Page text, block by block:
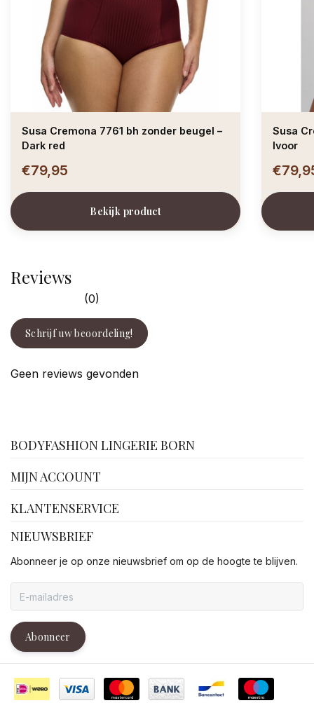
Susa Cremona 7761 bh zonder beugel –
Dark red
€79,95
Bekijk product
Susa
Ivoor
Reviews
(0)
Schrijf uw beoordeling!
Geen reviews gevonden
BODYFASHION LINGERIE BORN
MIJN ACCOUNT
KLANTENSERVICE
NIEUWSBRIEF
Abonneer je op onze nieuwsbrief om op de hoogte te blijven.
Abonneer